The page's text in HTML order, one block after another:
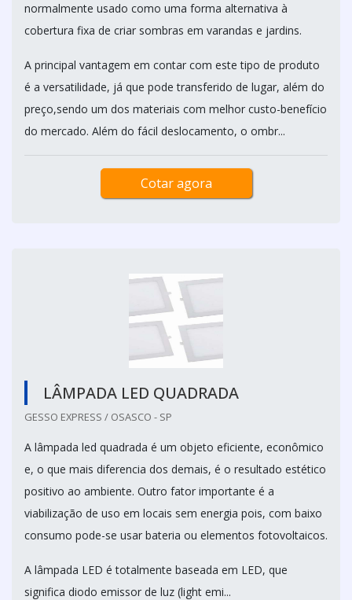
normalmente usado como uma forma alternativa à
cobertura fixa de criar sombras em varandas e jardins.
A principal vantagem em contar com este tipo de produto
é a versatilidade, já que pode transferido de lugar, além do
preço,sendo um dos materiais com melhor custo-benefício
do mercado. Além do fácil deslocamento, o ombr...
Cotar agora
LÂMPADA LED QUADRADA
GESSO EXPRESS / OSASCO - SP
A lâmpada led quadrada é um objeto eficiente, econômico
e, o que mais diferencia dos demais, é o resultado estético
positivo ao ambiente. Outro fator importante é a
viabilização de uso em locais sem energia pois, com baixo
consumo pode-se usar bateria ou elementos fotovoltaicos.
A lâmpada LED é totalmente baseada em LED, que
significa diodo emissor de luz (light emi...